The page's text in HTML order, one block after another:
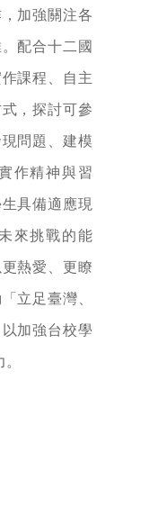
加強關注各
配合十二國
課程、自主
，探討可參
問題、建模
作精神與習
具備適應現
來挑戰的能
熱愛、更瞭
立足臺灣、
加強台校學